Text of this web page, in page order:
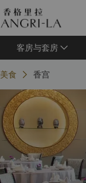
客房与套房
美食 香宫